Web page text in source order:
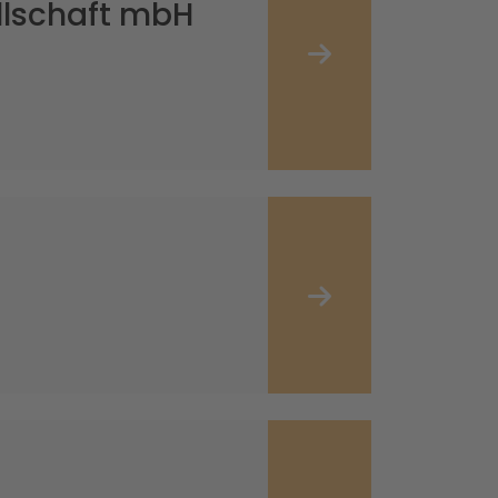
mbH